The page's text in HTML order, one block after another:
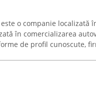
este o companie
în comercializarea
de profil cunoscute,